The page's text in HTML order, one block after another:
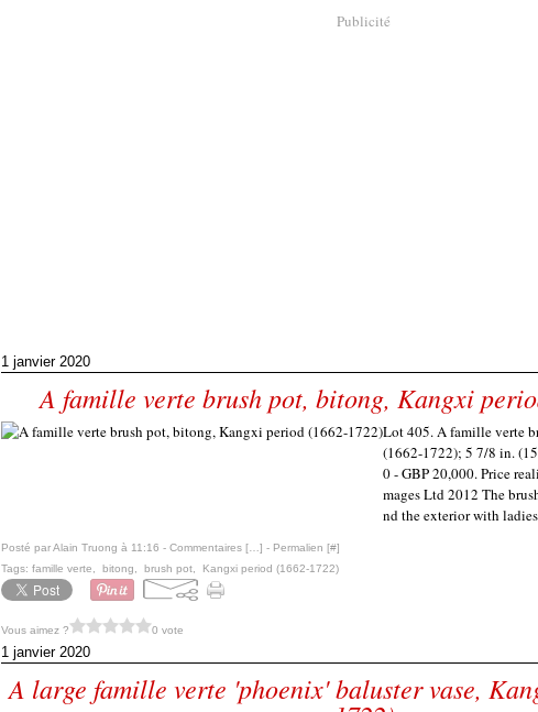
Publicité
1 janvier 2020
A famille verte brush pot, bitong, Kangxi
Lot 405. A famille verte
(1662-1722); 5 7/8 in.
0 - GBP 20,000. Price
mages Ltd 2012 The
nd the exterior with
Posté par Alain Truong à 11:16 - Commentaires [ ] - Permalien [#]
Tags: famille verte bitong brush pot Kangxi period (1662-1722)
Vous aimez ? 0 vote
1 janvier 2020
A large famille verte 'phoenix' baluster vase,